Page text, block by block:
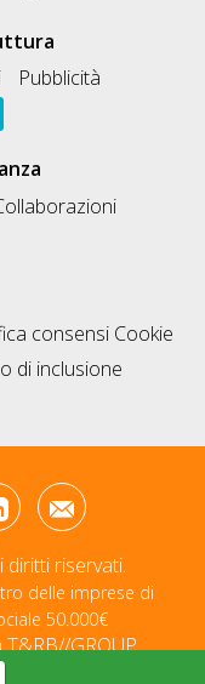
Pubblicità
consensi Cookie
di inclusione
riservati.
delle imprese di
50.000€
T&RB//GROUP